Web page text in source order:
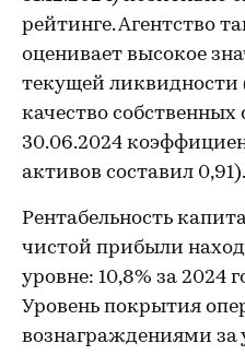
рейтинге. Агентство
оценивает высокое
текущей ликвидности
качество
30.06.2024
активов составил 0,91).
Рентабельность
чистой прибыли
уровне: 10,8% за 2024
Уровень покрытия
вознаграждениями за